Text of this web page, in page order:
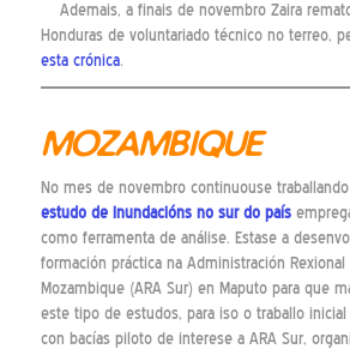
Ademais, a finais de novembro Zaira
Honduras de voluntariado técnico no terreo,
esta crónica.
MOZAMBIQUE
No mes de novembro continuouse
estudo de inundacións no sur do país
como ferramenta de análise. Estase a
formación práctica na Administración
Mozambique (ARA Sur) en Maputo para que
este tipo de estudos, para iso o traballo
con bacías piloto de interese a ARA Sur,